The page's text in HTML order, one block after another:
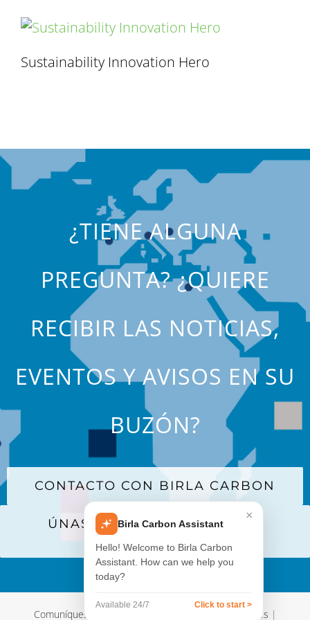
Sustainability Innovation Hero
¿TIENE ALGUNA
PREGUNTA? ¿QUIERE
RECIBIR LAS NOTICIAS,
EVENTOS Y AVISOS EN SU
BUZÓN?
CONTACTO CON BIRLA CARBON
ÚNASE A NUESTRA LISTA DE
Comuníquese con nosotros Términos y Condiciones |
×
Birla Carbon Assistant
Hello! Welcome to Birla Carbon
Assistant. How can we help you
today?
Available 24/7 Click to start >